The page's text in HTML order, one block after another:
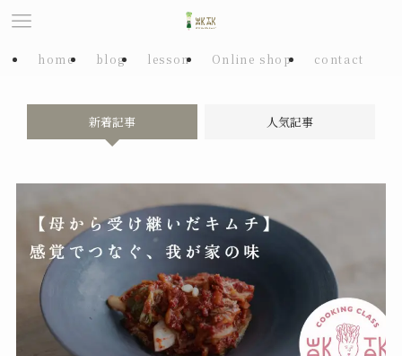
home blog lesson Online shop contact
新着記事 人気記事